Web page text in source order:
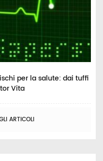
per la salute: dai tuffi
Vita
ARTICOLI